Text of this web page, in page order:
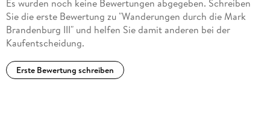
Es wurden noch keine Bewertungen abgegeben. Schreiben
Sie die erste Bewertung zu "Wanderungen durch die Mark
Brandenburg III" und helfen Sie damit anderen bei der
Kaufentscheidung.
Erste Bewertung schreiben